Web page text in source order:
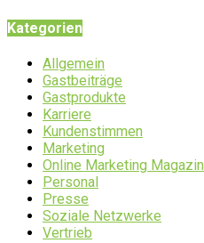
Kategorien
Allgemein
Gastbeiträge
Gastprodukte
Karriere
Kundenstimmen
Marketing
Online Marketing Magazin
Personal
Presse
Soziale Netzwerke
Vertrieb